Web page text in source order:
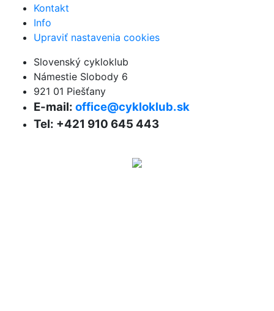
Kontakt
Info
Upraviť nastavenia cookies
Slovenský cykloklub
Námestie Slobody 6
921 01 Piešťany
E-mail: office@cykloklub.sk
Tel: +421 910 645 443